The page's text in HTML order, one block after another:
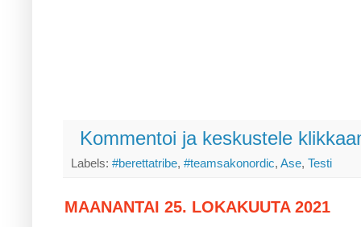
Kommentoi ja keskustele
Labels: #berettatribe, #teamsakonordic, Ase, Testi
MAANANTAI 25. LOKAKUUTA 2021